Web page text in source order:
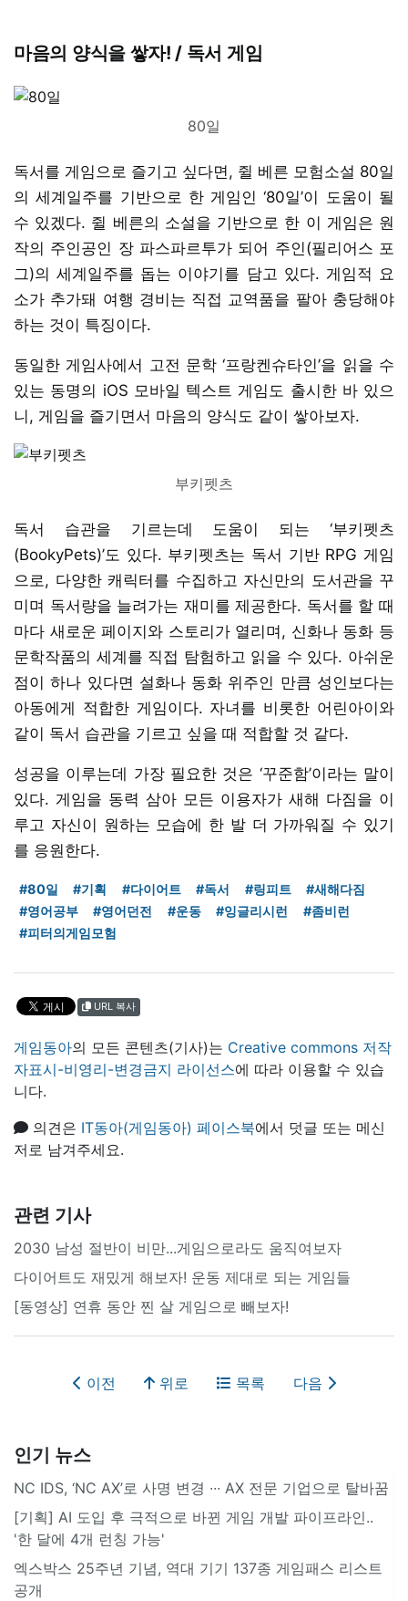
마음의 양식을 쌓자! / 독서 게임
80일
독서를 게임으로 즐기고 싶다면, 쥘 베른 모험소설 80일
의 세계일주를 기반으로 한 게임인 ‘80일’이 도움이 될
수 있겠다. 쥘 베른의 소설을 기반으로 한 이 게임은 원
작의 주인공인 장 파스파르투가 되어 주인(필리어스 포
그)의 세계일주를 돕는 이야기를 담고 있다. 게임적 요
소가 추가돼 여행 경비는 직접 교역품을 팔아 충당해야
하는 것이 특징이다.
동일한 게임사에서 고전 문학 ‘프랑켄슈타인’을 읽을 수
있는 동명의 iOS 모바일 텍스트 게임도 출시한 바 있으
니, 게임을 즐기면서 마음의 양식도 같이 쌓아보자.
부키펫츠
독서 습관을 기르는데 도움이 되는 ‘부키펫츠
(BookyPets)’도 있다. 부키펫츠는 독서 기반 RPG 게임
으로, 다양한 캐릭터를 수집하고 자신만의 도서관을 꾸
미며 독서량을 늘려가는 재미를 제공한다. 독서를 할 때
마다 새로운 페이지와 스토리가 열리며, 신화나 동화 등
문학작품의 세계를 직접 탐험하고 읽을 수 있다. 아쉬운
점이 하나 있다면 설화나 동화 위주인 만큼 성인보다는
아동에게 적합한 게임이다. 자녀를 비롯한 어린아이와
같이 독서 습관을 기르고 싶을 때 적합할 것 같다.
성공을 이루는데 가장 필요한 것은 ‘꾸준함’이라는 말이
있다. 게임을 동력 삼아 모든 이용자가 새해 다짐을 이
루고 자신이 원하는 모습에 한 발 더 가까워질 수 있기
를 응원한다.
#80일 #기획 #다이어트 #독서 #링피트
#새해다짐
#영어공부
#영어던전 #운동 #잉글리시런
#좀비런
#피터의게임모험
URL 복사
게임동아의 모든 콘텐츠(기사)는 Creative commons 저작
자표시-비영리-변경금지 라이선스에 따라 이용할 수 있습
니다.
의견은 IT동아(게임동아) 페이스북에서 덧글 또는 메신
저로 남겨주세요.
관련 기사
2030 남성 절반이 비만...게임으로라도 움직여보자
다이어트도 재밌게 해보자! 운동 제대로 되는 게임들
[동영상] 연휴 동안 찐 살 게임으로 빼보자!
이전 위로 목록 다음
인기 뉴스
NC IDS, ‘NC AX’로 사명 변경 ∙∙∙ AX 전문 기업으로 탈바꿈
[기획] AI 도입 후 극적으로 바뀐 게임 개발 파이프라인..
'한 달에 4개 런칭 가능'
엑스박스 25주년 기념, 역대 기기 137종 게임패스 리스트
공개